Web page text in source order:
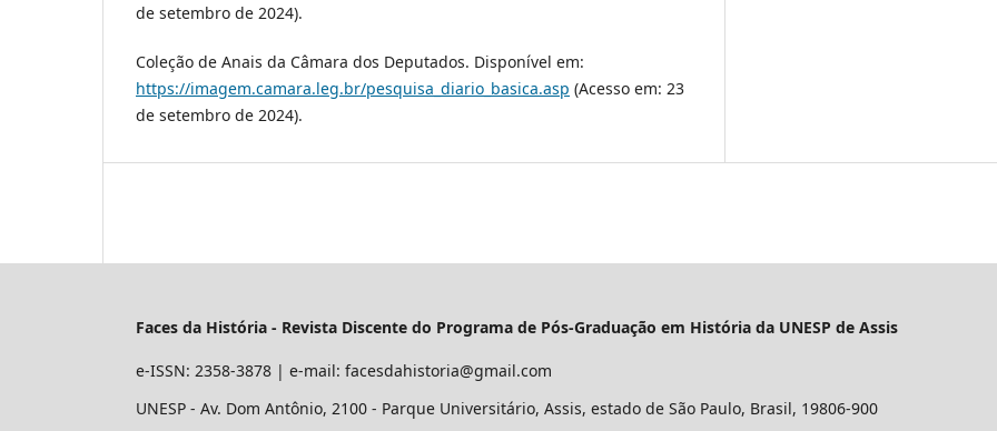
de setembro de 2024).
Coleção de Anais da Câmara dos Deputados. Disponível em:
https://imagem.camara.leg.br/pesquisa_diario_basica.asp (Acesso em: 23
de setembro de 2024).
Faces da História - Revista Discente do Programa de Pós-Graduação em História da UNESP de Assis
e-ISSN: 2358-3878 | e-mail: facesdahistoria@gmail.com
UNESP - Av. Dom Antônio, 2100 - Parque Universitário, Assis, estado de São Paulo, Brasil, 19806-900